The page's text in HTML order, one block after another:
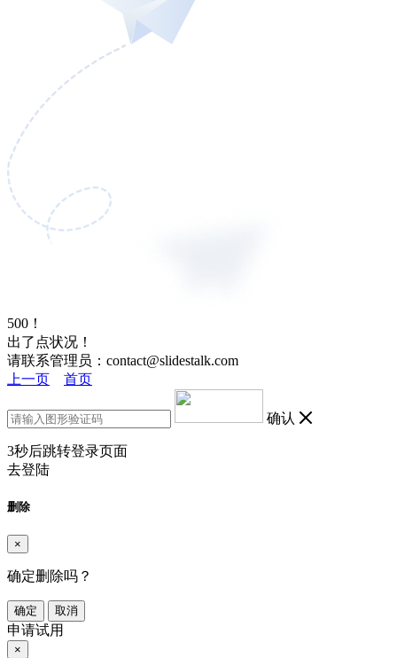
500！
出了点状况！
请联系管理员：contact@slidestalk.com
上一页
首页
确认
3秒后跳转登录页面
去登陆
删除
×
确定删除吗？
确定 取消
申请试用
×